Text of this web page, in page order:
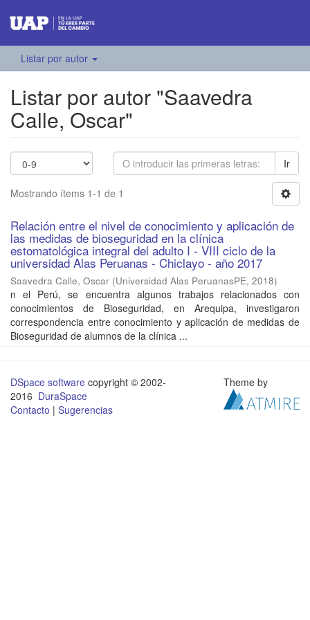
Listar por autor
Listar por autor "Saavedra
Calle, Oscar"
Ir
Mostrando ítems 1-1 de 1
Relación entre el nivel de conocimiento y aplicación de
las medidas de bioseguridad en la clínica
estomatológica integral del adulto I - VIII ciclo de la
universidad Alas Peruanas - Chiclayo - año 2017
Saavedra Calle, Oscar (Universidad Alas PeruanasPE, 2018)
n el Perú, se encuentra algunos trabajos relacionados con
conocimientos de Bioseguridad, en Arequipa, investigaron
correspondencia entre conocimiento y aplicación de medidas de
Bioseguridad de alumnos de la clínica ...
DSpace software copyright © 2002-
2016 DuraSpace
Contacto | Sugerencias
Theme by